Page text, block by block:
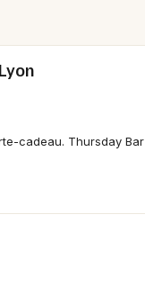
cadeau. Thursday Bar